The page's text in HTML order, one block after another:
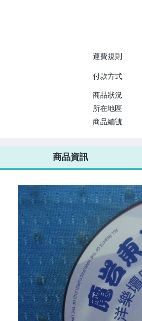
運費規則
付款方式
商品狀況
所在地區
商品編號
商品資訊